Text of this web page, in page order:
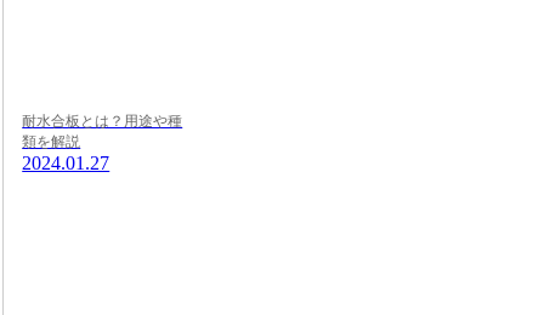
耐水合板とは？用途や種
類を解説
2024.01.27